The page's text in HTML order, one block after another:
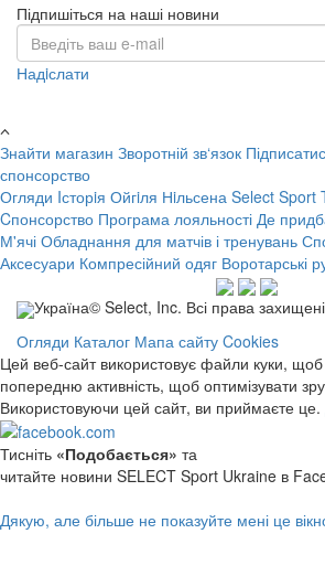
Підпишіться на наші новини
Надiслати
Знайти магазин Зворотній зв‘язок
спонсорство
Огляди Iсторiя Ойгiля Нiльсена Select Sport
Cпонсорство Програма лояльності Де
М'ячі Обладнання для матчів і тренувань
Аксесуари Компресійний одяг Воротарські
Україна© Select, Inc. Всі права захищені
Огляди Каталог Мапа сайту Cookies
Цей веб-сайт використовує файли куки,
попередню активність, щоб оптимізувати
Використовуючи цей сайт, ви приймаєте це.
Тисніть «Подобається» та
читайте новини SELECT Sport Ukraine в
Дякую, але більше не показуйте мені це